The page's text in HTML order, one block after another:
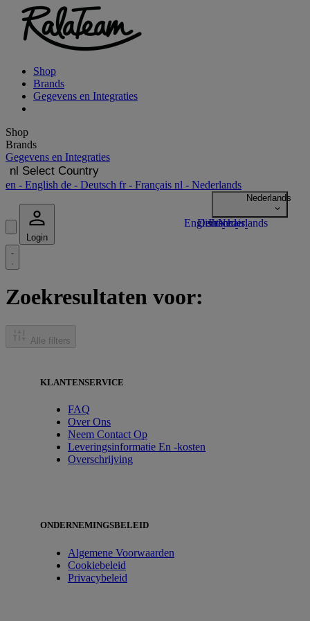
Shop
Brands
Gegevens en Integraties
Shop
Brands
Gegevens en Integraties
nl Select Country
en - English de - Deutsch fr- Français nl - Nederlands
Login
Zoekresultaten voor:
Alle filters
KLANTENSERVICE
FAQ
Over Ons
Neem Contact Op
Leveringsinformatie En -kosten
Overschrijving
ONDERNEMINGSBELEID
Algemene Voorwaarden
Cookiebeleid
Privacybeleid